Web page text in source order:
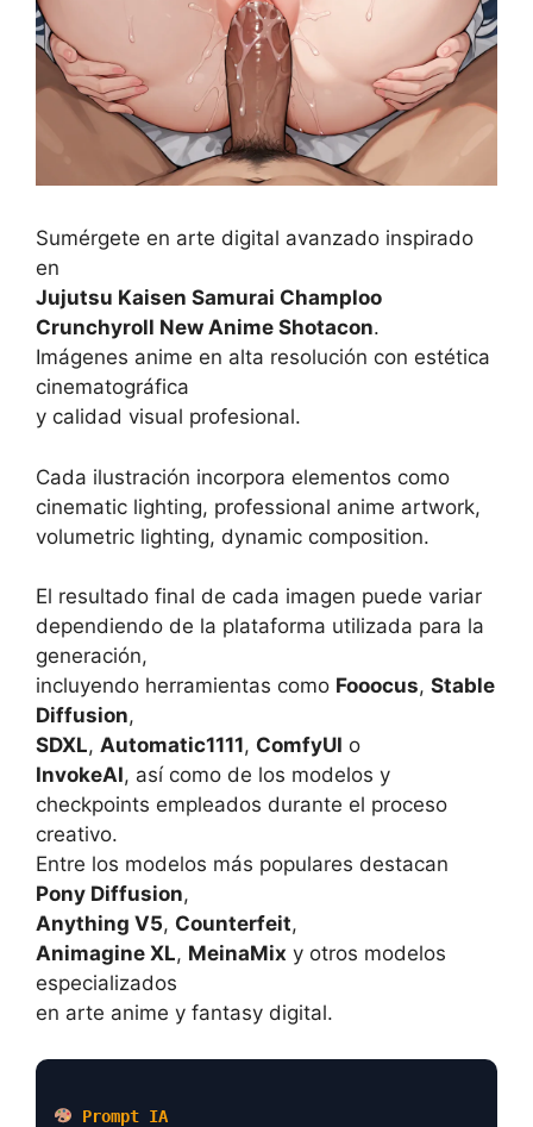
Sumérgete en arte digital avanzado inspirado
en
Jujutsu Kaisen Samurai Champloo
Crunchyroll New Anime Shotacon.
Imágenes anime en alta resolución con estética
cinematográfica
y calidad visual profesional.
Cada ilustración incorpora elementos como
cinematic lighting, professional anime artwork,
volumetric lighting, dynamic composition.
El resultado final de cada imagen puede variar
dependiendo de la plataforma utilizada para la
generación,
incluyendo herramientas como Fooocus, Stable
Diffusion,
SDXL, Automatic1111, ComfyUI o
InvokeAI, así como de los modelos y
checkpoints empleados durante el proceso
creativo.
Entre los modelos más populares destacan
Pony Diffusion,
Anything V5, Counterfeit,
Animagine XL, MeinaMix y otros modelos
especializados
en arte anime y fantasy digital.
Prompt IA